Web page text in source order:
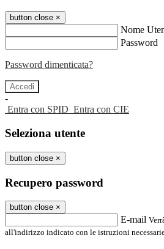
button close ×
Nome
Password
Password dimenticata?
-
Entra con SPID Entra con CIE
Seleziona utente
button close ×
Recupero password
button close ×
E-mail
all'indirizzo indicato con le istruzioni